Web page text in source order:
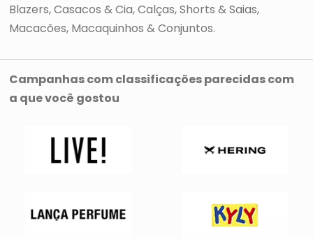
Blazers, Casacos & Cia Calças, Shorts & Saias
Macacões, Macaquinhos & Conjuntos
Campanhas com classificações parecidas com
a que você gostou